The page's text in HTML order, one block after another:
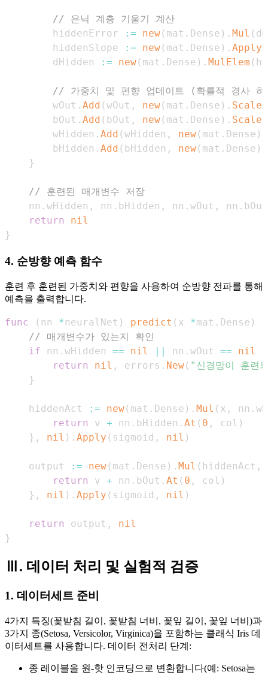
// 은닉 계층 기울기 계산
        hiddenError
:= new( mat . Dense ) . Mul (
        hiddenSlope
:= new( mat . Dense ) . Apply
        dHidden
:= new( mat . Dense ) . MulElem (
// 가중치 및 편향 업데이트 (확률적 경사 하
        wOut
. Add (wOut , new( mat . Dense ) . Scale
        bOut
. Add ( bOut , new( mat . Dense ) . Scale
        wHidden
. Add (wHidden , new( mat . Dense )
        bHidden
. Add ( bHidden , new( mat . Dense )
}
// 훈련된 매개변수 저장
    nn
. wHidden , nn . bHidden , nn . wOut , nn .
return
nil
}
4. 순방향 예측 함수
훈련 후 훈련된 가중치와 편향을 사용하여 순방향 전파를 통해
예측을 출력합니다.
func ( nn *neuralNet ) predict ( x *mat . Dense )
// 매개변수가 있는지 확인
if nn . wHidden == nil || nn . wOut == nil
return
nil , errors . New( "신경망이 훈련
}
    hiddenAct
:= new( mat . Dense ) . Mul ( x , nn .
return
v + nn . bHidden . At ( 0 , col )
} , nil ) . Apply ( sigmoid , nil )
    output
:= new( mat . Dense ) . Mul ( hiddenAct ,
return
v + nn . bOut . At ( 0 , col )
} , nil ) . Apply ( sigmoid , nil )
return output ,
nil
}
Ⅲ. 데이터 처리 및 실험적 검증
1. 데이터세트 준비
4가지 특징(꽃받침 길이, 꽃받침 너비, 꽃잎 길이, 꽃잎 너비)과
3가지 종(Setosa, Versicolor, Virginica)을 포함하는 클래식 Iris 데
이터세트를 사용합니다. 데이터 전처리 단계:
종 레이블을 원-핫 인코딩으로 변환합니다(예: Setosa는